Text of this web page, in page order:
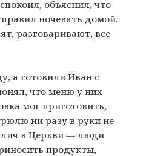
объяснил, что
ночевать домой.
разговаривают, все
а готовили Иван с
что меню у них
мог приготовить,
ни разу в руки не
в Церкви — люди
продукты,